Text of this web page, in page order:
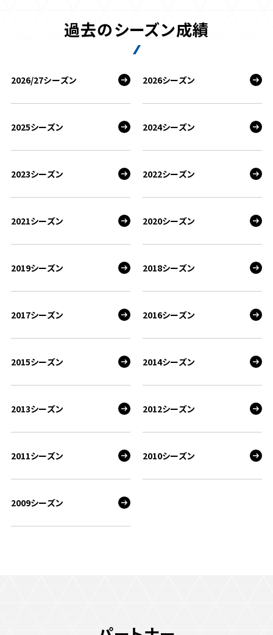
過去のシーズン成績
2026/27シーズン 2026シーズン
2025シーズン 2024シーズン
2023シーズン 2022シーズン
2021シーズン 2020シーズン
2019シーズン 2018シーズン
2017シーズン 2016シーズン
2015シーズン 2014シーズン
2013シーズン 2012シーズン
2011シーズン 2010シーズン
2009シーズン